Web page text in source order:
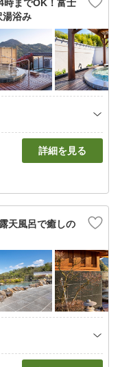
時までOK！富士
湯浴み
詳細を見る
天風呂で癒しの